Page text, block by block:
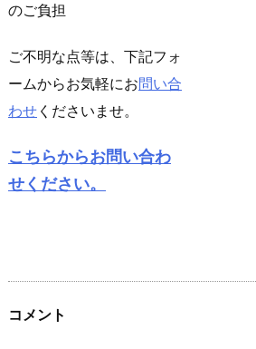
のご負担
ご不明な点等は、下記フォ
ームからお気軽にお問い合
わせ くださいませ。
こちらからお問い合わ
せください。
コメント